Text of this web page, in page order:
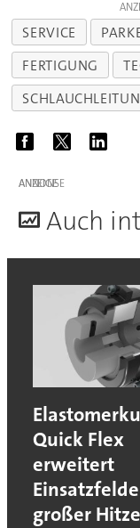
SERVICE
FERTIGUNG
ANZEIGE
Auch
Quick Flex
erweitert
großer Hitze